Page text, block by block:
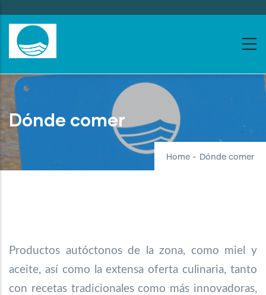
to
main
content
Dónde comer
Home - Dónde comer
Productos autóctonos de la zona, como miel y
aceite, así como la extensa oferta culinaria, tanto
con recetas tradicionales como más innovadoras,